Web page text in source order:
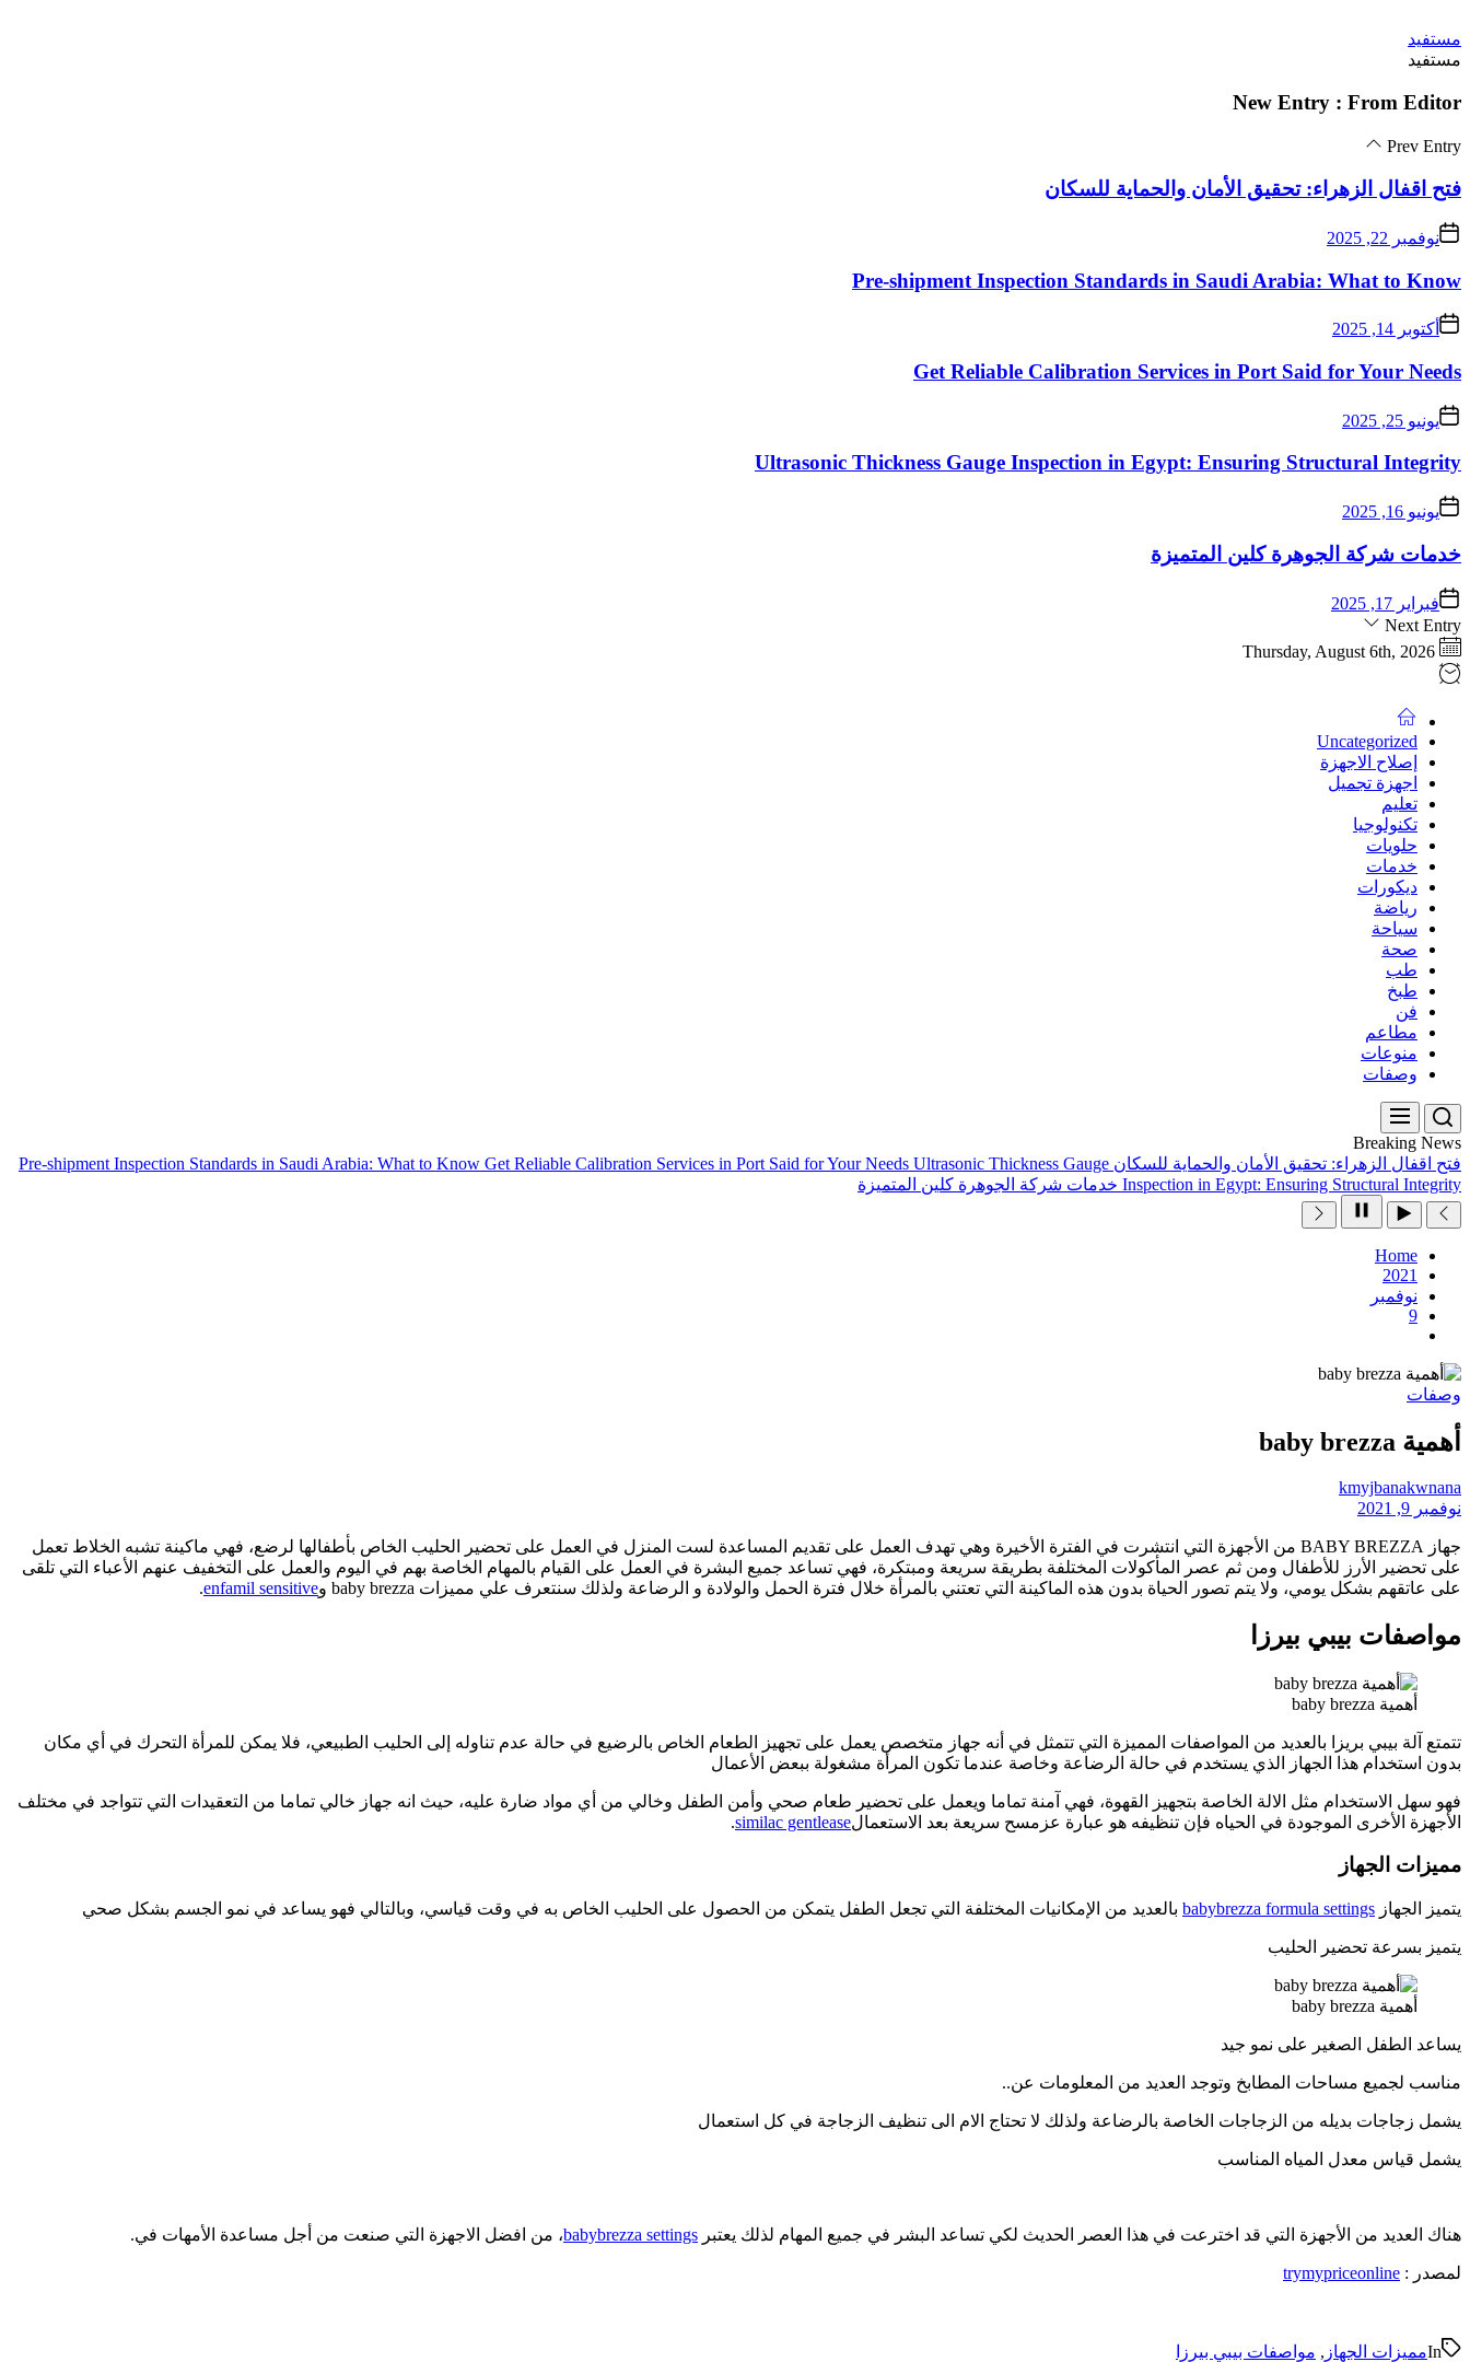
Skip
to
content
مستفيد
مستفيد
New Entry : From Editor
Prev Entry
فتح اقفال الزهراء: تحقيق الأمان والحماية للسكان
نوفمبر 22, 2025
Pre-shipment Inspection Standards in Saudi Arabia: What to Know
أكتوبر 14, 2025
Get Reliable Calibration Services in Port Said for Your Needs
يونيو 25, 2025
Ultrasonic Thickness Gauge Inspection in Egypt: Ensuring Structural Integrity
يونيو 16, 2025
خدمات شركة الجوهرة كلين المتميزة
فبراير 17, 2025
Next Entry
Thursday, August 6th, 2026
Uncategorized
إصلاح الاجهزة
اجهزة تجميل
تعليم
تكنولوجيا
حلويات
خدمات
ديكورات
رياضة
سياحة
صحة
طب
طبخ
فن
مطاعم
منوعات
وصفات
Breaking News
فتح اقفال الزهراء: تحقيق الأمان والحماية للسكان
Pre-shipment Inspection Standards in Saudi Arabia: What to Know Get Reliable Calibration Services in Port Said for Your Needs Ultrasonic Thickness Gauge
Inspection in Egypt: Ensuring Structural Integrity خدمات شركة الجوهرة كلين المتميزة
Home
2021
نوفمبر
9
وصفات
أهمية baby brezza
kmyjbanakwnana
نوفمبر 9, 2021
جهاز BABY BREZZA من الأجهزة التي انتشرت في الفترة الأخيرة وهي تهدف العمل على تقديم المساعدة لست المنزل في العمل على تحضير الحليب الخاص بأطفالها لرضع، فهي ماكينة تشبه الخلاط تعمل
على تحضير الأرز للأطفال ومن ثم عصر المأكولات المختلفة بطريقة سريعة ومبتكرة، فهي تساعد جميع البشرة في العمل على القيام بالمهام الخاصة بهم في اليوم والعمل على التخفيف عنهم الأعباء التي تلقى
على عاتقهم بشكل يومي، ولا يتم تصور الحياة بدون هذه الماكينة التي تعتني بالمرأة خلال فترة الحمل والولادة و الرضاعة ولذلك سنتعرف علي مميزات baby brezza و
enfamil sensitive
.
مواصفات بيبي بيرزا
أهمية baby brezza
تتمتع آلة بيبي بريزا بالعديد من المواصفات المميزة التي تتمثل في أنه جهاز متخصص يعمل على تجهيز الطعام الخاص بالرضيع في حالة عدم تناوله إلى الحليب الطبيعي، فلا يمكن للمرأة التحرك في أي مكان
بدون استخدام هذا الجهاز الذي يستخدم في حالة الرضاعة وخاصة عندما تكون المرأة مشغولة ببعض الأعمال
فهو سهل الاستخدام مثل الالة الخاصة بتجهيز القهوة، فهي آمنة تماما ويعمل على تحضير طعام صحي وأمن الطفل وخالي من أي مواد ضارة عليه، حيث انه جهاز خالي تماما من التعقيدات التي تتواجد في مختلف
الأجهزة الأخرى الموجودة في الحياه فإن تنظيفه هو عبارة عزمسح سريعة بعد الاستعمالsimilac gentlease
.
مميزات الجهاز
يتميز الجهاز babybrezza formula settings بالعديد من الإمكانيات المختلفة التي تجعل الطفل يتمكن من الحصول على الحليب الخاص به في وقت قياسي، وبالتالي فهو يساعد في نمو الجسم بشكل صحي
يتميز بسرعة تحضير الحليب
أهمية baby brezza
يساعد الطفل الصغير على نمو جيد
مناسب لجميع مساحات المطابخ وتوجد العديد من المعلومات عن..
يشمل زجاجات بديله من الزجاجات الخاصة بالرضاعة ولذلك لا تحتاج الام الى تنظيف الزجاجة في كل استعمال
يشمل قياس معدل المياه المناسب
هناك العديد من الأجهزة التي قد اخترعت في هذا العصر الحديث لكي تساعد البشر في جميع المهام لذلك يعتبر babybrezza settings، من افضل الاجهزة التي صنعت من أجل مساعدة الأمهات في.
لمصدر : trymypriceonline
Inمميزات الجهاز , مواصفات بيبي بيرزا